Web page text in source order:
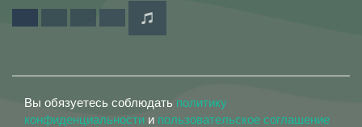
Вы обязуетесь соблюдать политику
конфиденциальности и пользовательское соглашение